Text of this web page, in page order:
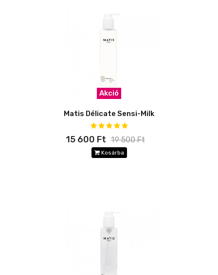
Akció
Matis Délicate Sensi-Milk
15 600 Ft 19 500 Ft
Kosárba